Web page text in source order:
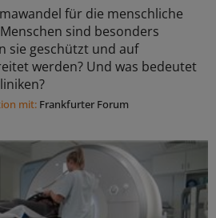
für die menschliche
sind besonders
sie geschützt und auf
werden? Und was bedeutet
mit: Frankfurter Forum